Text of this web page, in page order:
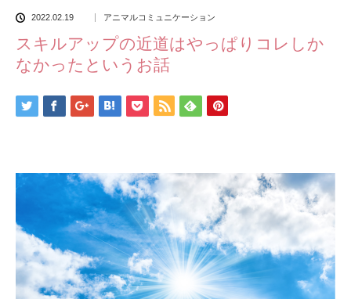
2022.02.19 アニマルコミュニケーション
スキルアップの近道はやっぱりコレしか
なかったというお話